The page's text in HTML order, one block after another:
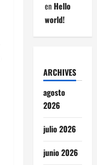
en Hello
world!
ARCHIVES
agosto
2026
julio 2026
junio 2026